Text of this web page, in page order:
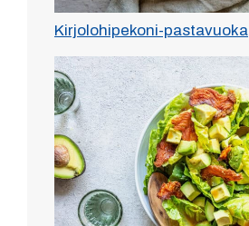
Kirjolohipekoni-pastavuoka